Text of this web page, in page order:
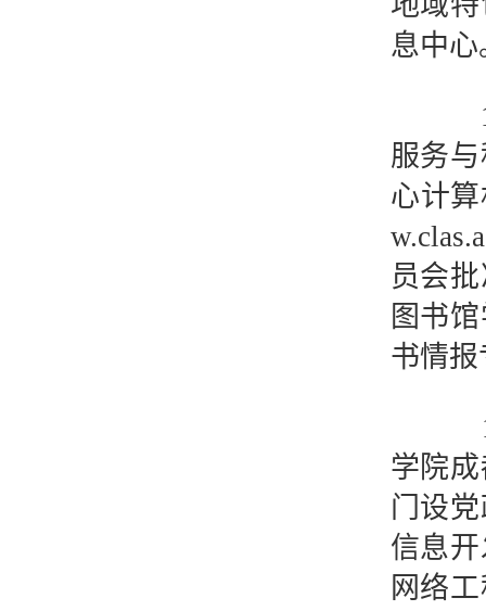
息中心
服务
心计
员会
图书
书情
学院
门设
信息
网络